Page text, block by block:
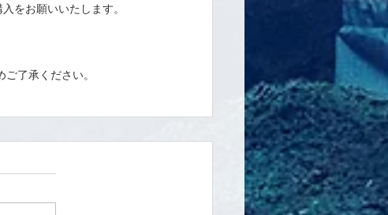
をお願いいたします。
ご了承ください。